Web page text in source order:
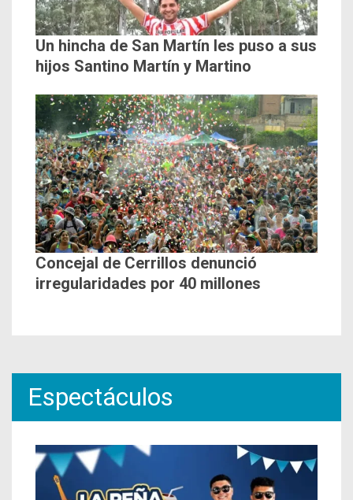
Un hincha de San Martín les puso a sus
hijos Santino Martín y Martino
Concejal de Cerrillos denunció
irregularidades por 40 millones
Espectáculos